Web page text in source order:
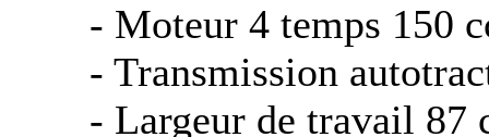
- Moteur 4 temps 150
- Transmission
- Largeur de travail 87